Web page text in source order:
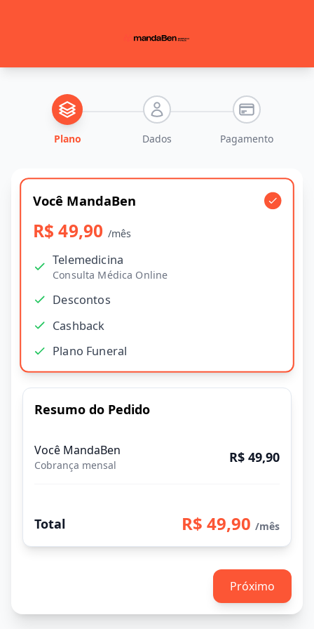
Plano Dados Pagamento
Você MandaBen
R$ 49,90 /mês
Telemedicina
Consulta Médica Online
Descontos
Cashback
Plano Funeral
Resumo do Pedido
Você MandaBen
Cobrança mensal R$ 49,90
Total R$ 49,90 /mês
Próximo